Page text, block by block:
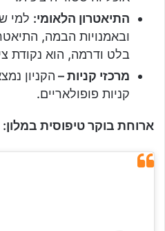
התיאטרון הלאומי: למי
ובאמנויות הבמה,
בלט ודרמה, הוא נקודת
מרכזי קניות – הקניון
קניות פופולאריים.
ארוחת בוקר טיפוסית במלון: